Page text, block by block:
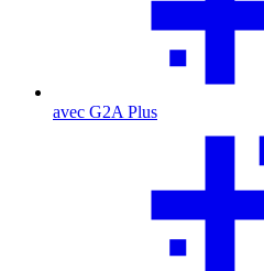
avec G2A Plus